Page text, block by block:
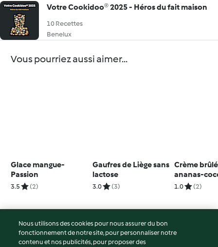
Votre Cookidoo® 2025 - Héros du fait maison
10 Recettes
Benelux
Vous pourriez aussi aimer...
Glace mangue-
Passion
3.5 (2)
Gaufres de Liège sans
lactose
3.0 (3)
Crème
ananas-
sucre ajouté
1.0 (2)
© Copyright 2026
Nous utilisons des cookies pour nous assurer du bon
fonctionnement de notre site, pour personnaliser notre
contenu et nos publicités, pour proposer des